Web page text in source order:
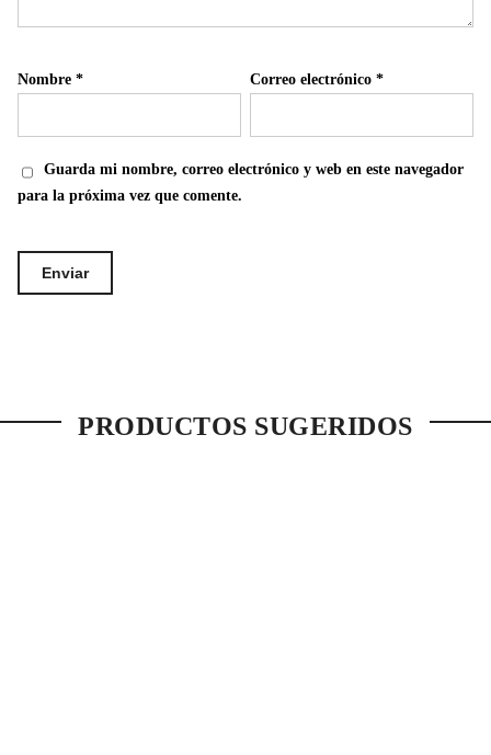
Nombre * Correo electrónico*
Guarda mi nombre, correo electrónico y web en este navegador
para la próxima vez que comente.
PRODUCTOS SUGERIDOS